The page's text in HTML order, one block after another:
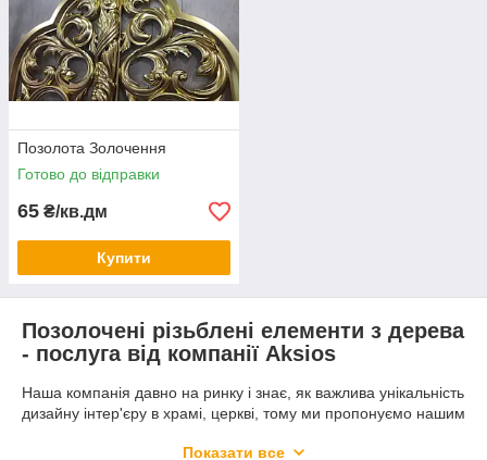
Позолота Золочення
Готово до відправки
65 ₴/кв.дм
Купити
Позолочені різьблені елементи з дерева
- послуга від компанії Аksios
Наша компанія давно на ринку і знає, як важлива унікальність
дизайну інтер'єру в храмі, церкві, тому ми пропонуємо нашим
золотом, а саме рідкою поталою рам різьблених елементів і
Показати все